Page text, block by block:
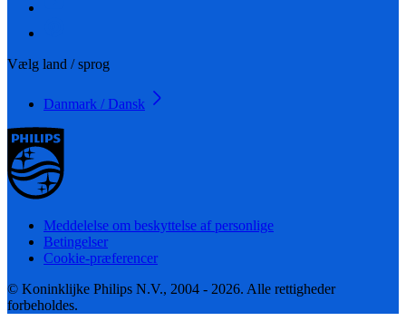
Vælg land / sprog
Danmark / Dansk
Meddelelse om beskyttelse af personlige
Betingelser
Cookie-præferencer
© Koninklijke Philips N.V., 2004 - 2026. Alle rettigheder
forbeholdes.